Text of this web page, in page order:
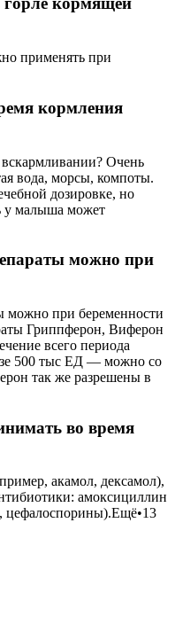
применять при
кормления
Очень
вода, морсы, компоты.
дозировке, но
у малыша может
можно при
можно при беременности
Гриппферон, Виферон
всего периода
500 тыс ЕД — можно со
так же разрешены в
во время
акамол, дексамол),
амоксициллин
цефалоспорины).Ещё•13